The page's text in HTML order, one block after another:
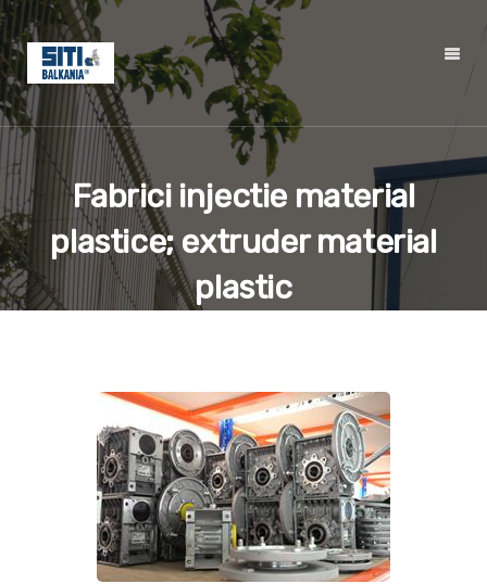
Fabrici injectie material
plastice; extruder material
plastic